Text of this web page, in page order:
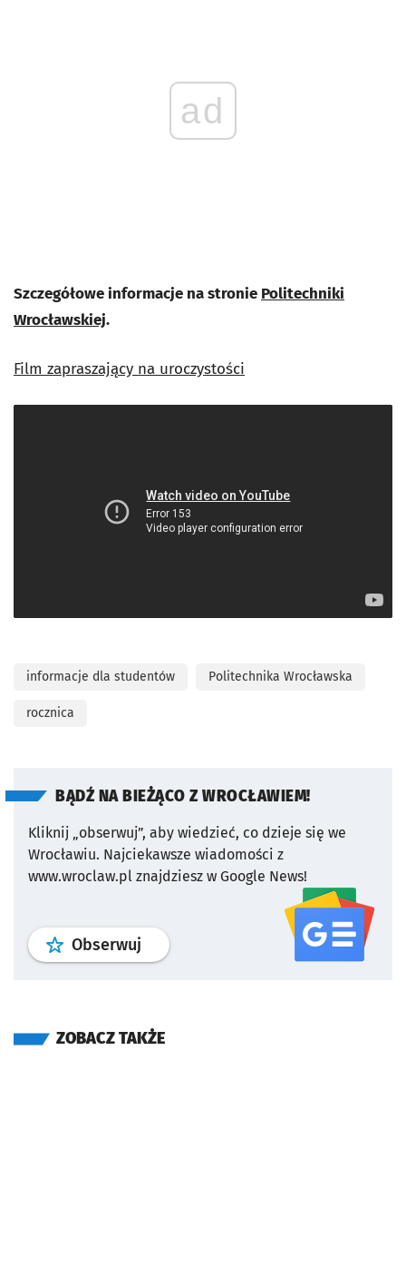
ad
Szczegółowe informacje na stronie Politechniki
Wrocławskiej.
Film zapraszający na uroczystości
informacje dla studentów Politechnika Wrocławska
rocznica
BĄDŹ NA BIEŻĄCO Z WROCŁAWIEM!
Kliknij „obserwuj”, aby wiedzieć, co dzieje się we
Wrocławiu. Najciekawsze wiadomości z
www.wroclaw.pl znajdziesz w Google News!
Obserwuj profil serwisu
ZOBACZ TAKŻE